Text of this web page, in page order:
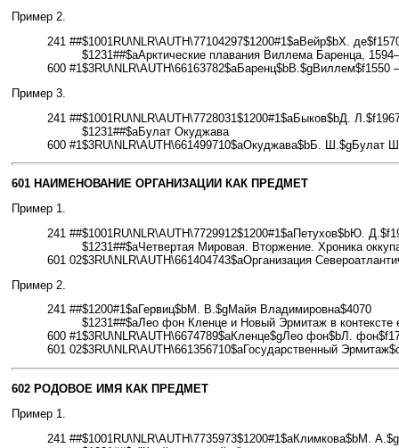
Пример 2.
241 ##$1001RU\NLR\AUTH\77104297$1200#1$aВейр$bХ.
$1231##$aАрктические плавания Виллема Баренца,
600 #1$3RU\NLR\AUTH\66163782$aБаренц$bВ.$gВиллем$f1550
Пример 3.
241 ##$1001RU\NLR\AUTH\7728031$1200#1$aБыков$bД.
$1231##$aБулат Окуджава
600 #1$3RU\NLR\AUTH\661499710$aОкуджава$bБ. Ш.$gБулат
601 НАИМЕНОВАНИЕ ОРГАНИЗАЦИИ КАК ПРЕДМЕТ
Пример 1.
241 ##$1001RU\NLR\AUTH\7729912$1200#1$aПетухов$bЮ.
$1231##$aЧетвертая Мировая. Вторжение. Хроника
601 02$3RU\NLR\AUTH\661404743$aОрганизация
Пример 2.
241 ##$1200#1$aГервиц$bМ. В.$gМайя Владимировна$4070
$1231##$aЛео фон Кленце и Новый Эрмитаж в контексте
600 #1$3RU\NLR\AUTH\6674789$aКленце$gЛео фон$bЛ.
601 02$3RU\NLR\AUTH\661356710$aГосударственный
602 РОДОВОЕ ИМЯ КАК ПРЕДМЕТ
Пример 1.
241 ##$1001RU\NLR\AUTH\7735973$1200#1$aКлимкова$bМ.